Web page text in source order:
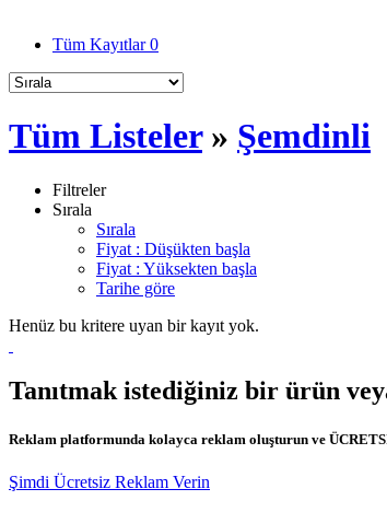
Tüm Kayıtlar0
Tüm Listeler» Şemdinli
Filtreler
Sırala
Sırala
Fiyat : Düşükten başla
Fiyat : Yüksekten başla
Tarihe göre
Henüz bu kritere uyan bir kayıt yok.
Tanıtmak istediğiniz bir ürün
Reklam platformunda kolayca reklam oluşturun ve
Şimdi Ücretsiz Reklam Verin